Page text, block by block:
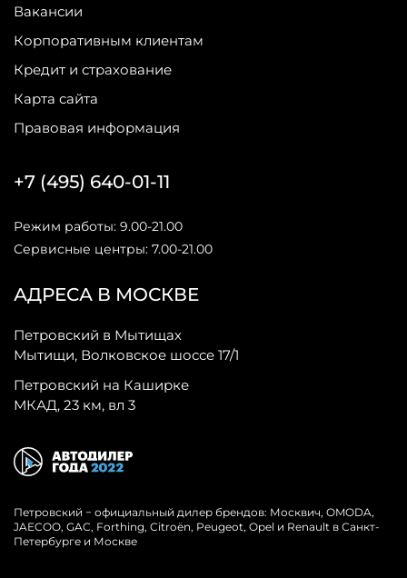
Вакансии
Корпоративным клиентам
Кредит и страхование
Карта сайта
Правовая информация
АДРЕСА В МОСКВЕ
Петровский в Мытищах
Мытищи, Волковское шоссе 17/1
Петровский на Каширке
МКАД, 23 км, вл 3
+7 (495) 640-01-11
Режим работы: 9.00-21.00
Сервисные центры: 7.00-21.00
Петровский − официальный дилер брендов: Москвич, OMODA,
JAECOO, GAC, Forthing, Citroёn, Peugeot, Opel и Renault в Санкт-
Петербурге и Москве